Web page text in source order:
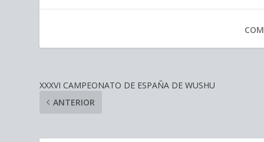
XXXVI CAMPEONATO DE ESPAÑA DE WUSHU
ANTERIOR